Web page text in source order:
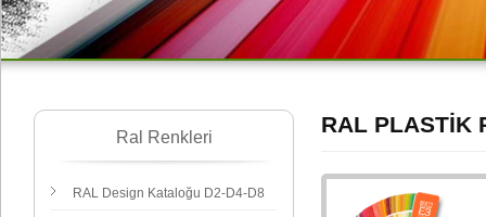
Ral Renkleri
RAL Design Kataloğu D2-D4-D8
RAL PLASTİK